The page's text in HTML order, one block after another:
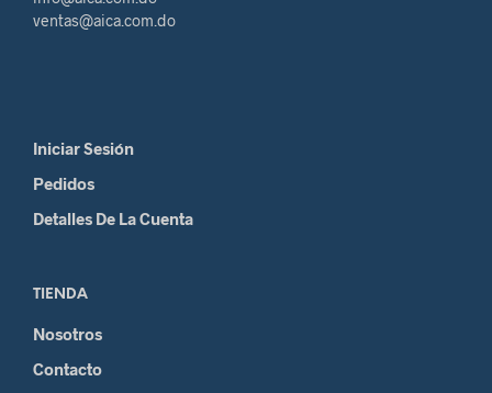
ventas@aica.com.do
Iniciar Sesión
Pedidos
Detalles De La Cuenta
TIENDA
Nosotros
Contacto